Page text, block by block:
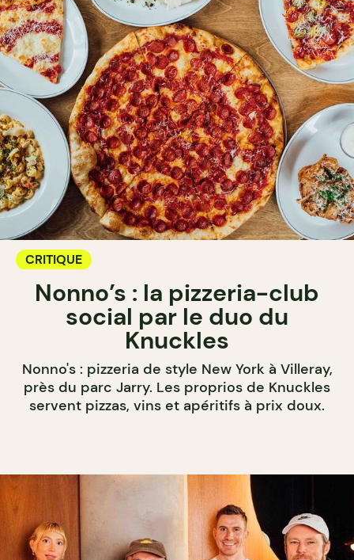
CRITIQUE
Nonno’s : la pizzeria-club
social par le duo du
Knuckles
Nonno's : pizzeria de style New York à Villeray,
près du parc Jarry. Les proprios de Knuckles
servent pizzas, vins et apéritifs à prix doux.